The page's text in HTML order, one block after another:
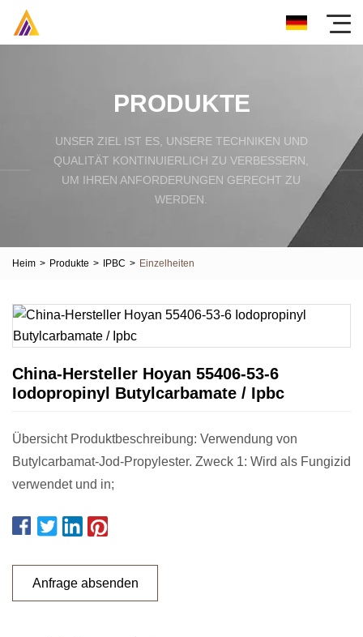
PRODUKTE
UNSER ZIEL IST ES, UNSERE TECHNIKEN UND
QUALITÄT KONTINUIERLICH ZU VERBESSERN,
UM IHREN ANFORDERUNGEN GERECHT ZU
WERDEN.
Heim > Produkte > IPBC > Einzelheiten
China-Hersteller Hoyan 55406-53-6
Iodopropinyl Butylcarbamate / Ipbc
Übersicht Produktbeschreibung: Verwendung von
Butylcarbamat-Jod-Propylester. Zweck 1: Wird als Fungizid
verwendet und in;
Anfrage absenden